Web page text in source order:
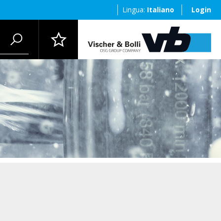
Lingua: Italiano Login